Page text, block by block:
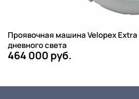
Проявочная машина Velopex Extra
дневного света
464 000 руб.